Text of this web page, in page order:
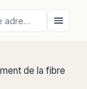
de la fibre